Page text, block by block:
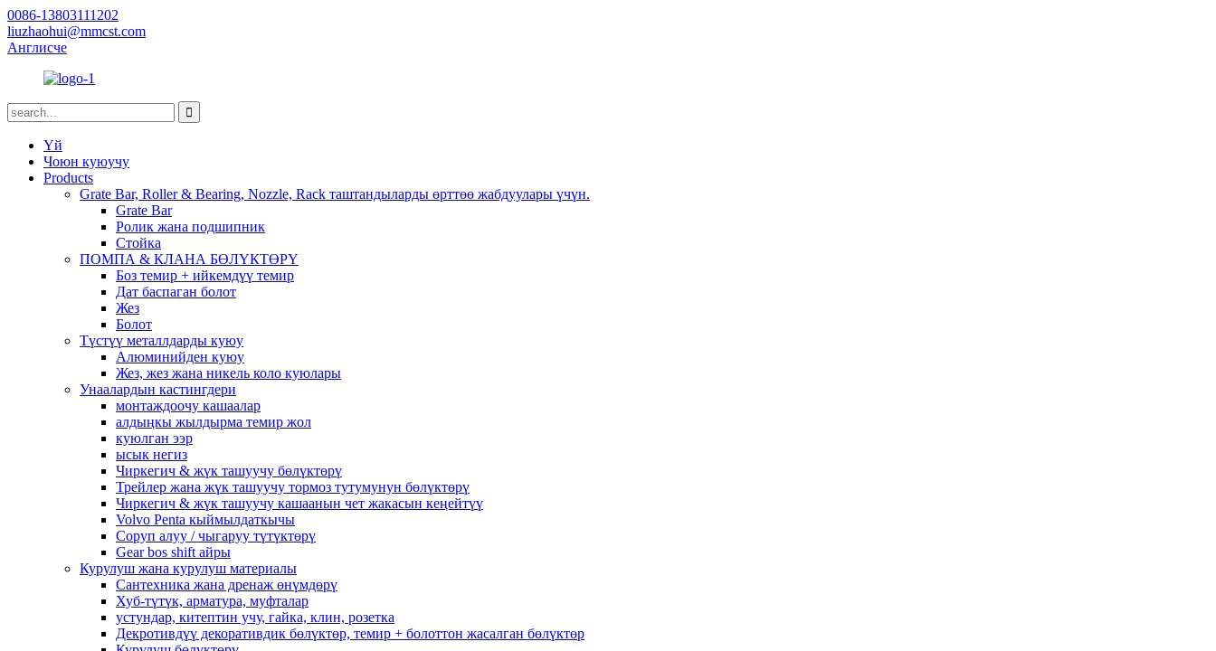
0086-13803111202
liuzhaohui@mmcst.com
Англисче
Үй
Чоюн куюучу
Products
Grate Bar, Roller & Bearing, Nozzle, Rack таштандыларды өрттөө жабдуулары үчүн.
Grate Bar
Ролик жана подшипник
Стойка
ПОМПА & КЛАНА БӨЛҮКТӨРҮ
Боз темир + ийкемдүү темир
Дат баспаган болот
Жез
Болот
Түстүү металлдарды куюу
Алюминийден куюу
Жез, жез жана никель коло куюлары
Унаалардын кастингдери
монтаждоочу кашаалар
алдыңкы жылдырма темир жол
куюлган ээр
ысык негиз
Чиркегич & жүк ташуучу бөлүктөрү
Трейлер жана жүк ташуучу тормоз тутумунун бөлүктөрү
Чиркегич & жүк ташуучу кашаанын чет жакасын кеңейтүү
Volvo Penta кыймылдаткычы
Соруп алуу / чыгаруу түтүктөрү
Gear bos shift айры
Курулуш жана курулуш материалы
Сантехника жана дренаж өнүмдөрү
Хуб-түтүк, арматура, муфталар
устундар, китептин учу, гайка, клин, розетка
Декротивдүү декоративдик бөлүктөр, темир + болоттон жасалган бөлүктөр